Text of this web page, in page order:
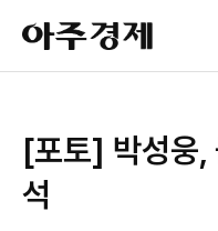
아
주
경
[포토] 박성웅,
석